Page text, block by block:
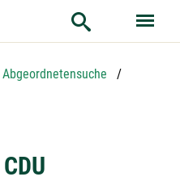
Abgeordnetensuche